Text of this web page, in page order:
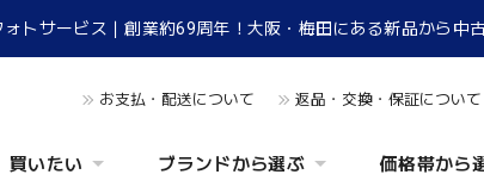
ォトサービス｜創業約69周年！大阪・梅田にある新品から中
お支払・配送について 返品・交換・保証について
買いたい ブランドから選ぶ 価格帯から